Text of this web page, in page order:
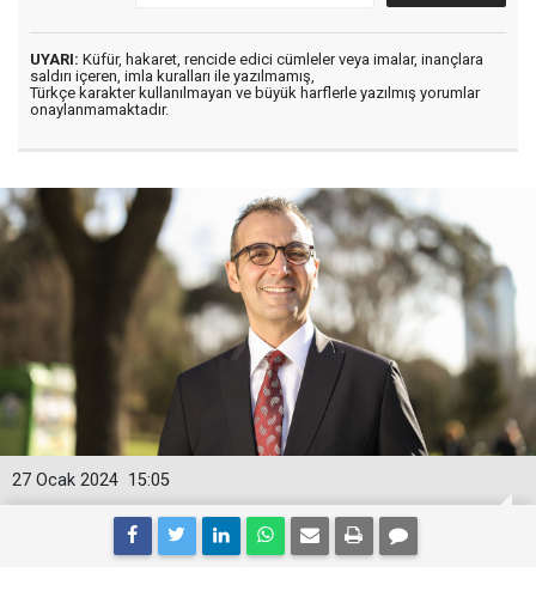
UYARI: Küfür, hakaret, rencide edici cümleler veya imalar, inançlara
saldırı içeren, imla kuralları ile yazılmamış,
Türkçe karakter kullanılmayan ve büyük harflerle yazılmış yorumlar
onaylanmamaktadır.
15:05
27 Ocak 2024